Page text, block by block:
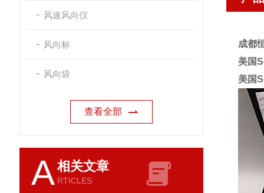
风速风向仪
风向标
风向袋
查看全部
A相关文章
RTICLES
成都
美国
美国